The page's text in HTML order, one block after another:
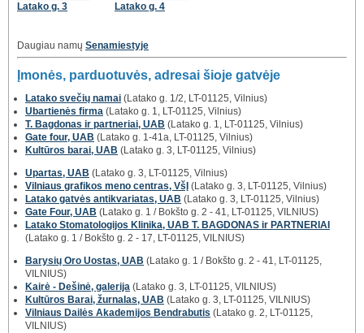
Latako g. 3 Latako g. 4
Daugiau namų Senamiestyje
Įmonės, parduotuvės, adresai šioje gatvėje
Latako svečių namai (Latako g. 1/2, LT-01125, Vilnius)
Ubartienės firma (Latako g. 1, LT-01125, Vilnius)
T. Bagdonas ir partneriai, UAB (Latako g. 1, LT-01125, Vilnius)
Gate four, UAB (Latako g. 1-41a, LT-01125, Vilnius)
Kultūros barai, UAB (Latako g. 3, LT-01125, Vilnius)
Upartas, UAB (Latako g. 3, LT-01125, Vilnius)
Vilniaus grafikos meno centras, VšĮ (Latako g. 3, LT-01125, Vilnius)
Latako gatvės antikvariatas, UAB (Latako g. 3, LT-01125, Vilnius)
Gate Four, UAB (Latako g. 1 / Bokšto g. 2 - 41, LT-01125, VILNIUS)
Latako Stomatologijos Klinika, UAB T. BAGDONAS ir PARTNERIAI
(Latako g. 1 / Bokšto g. 2 - 17, LT-01125, VILNIUS)
Barysių Oro Uostas, UAB (Latako g. 1 / Bokšto g. 2 - 41, LT-01125,
VILNIUS)
Kairė - Dešinė, galerija (Latako g. 3, LT-01125, VILNIUS)
Kultūros Barai, žurnalas, UAB (Latako g. 3, LT-01125, VILNIUS)
Vilniaus Dailės Akademijos Bendrabutis (Latako g. 2, LT-01125,
VILNIUS)